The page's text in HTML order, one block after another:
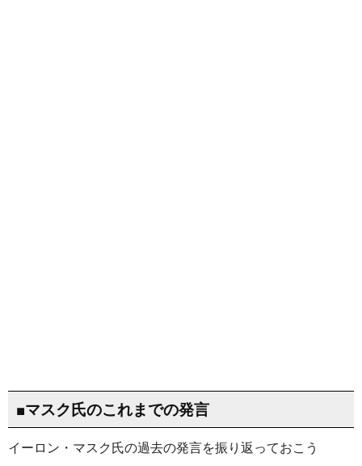
■マスク氏のこれまでの発言
イーロン・マスク氏の過去の発言を振り返っておこう